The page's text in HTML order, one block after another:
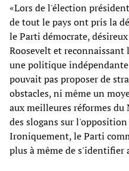
«Lors de l'élection
de tout le pays ont pris la
le Parti démocrate,
Roosevelt et
une politique
pouvait pas proposer de
obstacles, ni même un
aux meilleures réformes
des slogans sur
Ironiquement, le Parti
plus à même de s'identifier